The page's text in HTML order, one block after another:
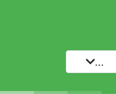
...